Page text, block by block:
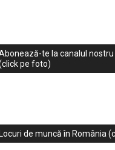
te la canalul
pe foto)
de muncă în România